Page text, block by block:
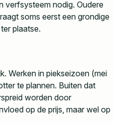
verfsysteem nodig. Oudere
soms eerst een grondige
plaatse.
Werken in piekseizoen (mei
te plannen. Buiten dat
worden door
op de prijs, maar wel op